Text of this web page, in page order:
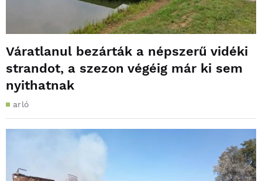
Váratlanul bezárták a népszerű vidéki
strandot, a szezon végéig már ki sem
nyithatnak
arló